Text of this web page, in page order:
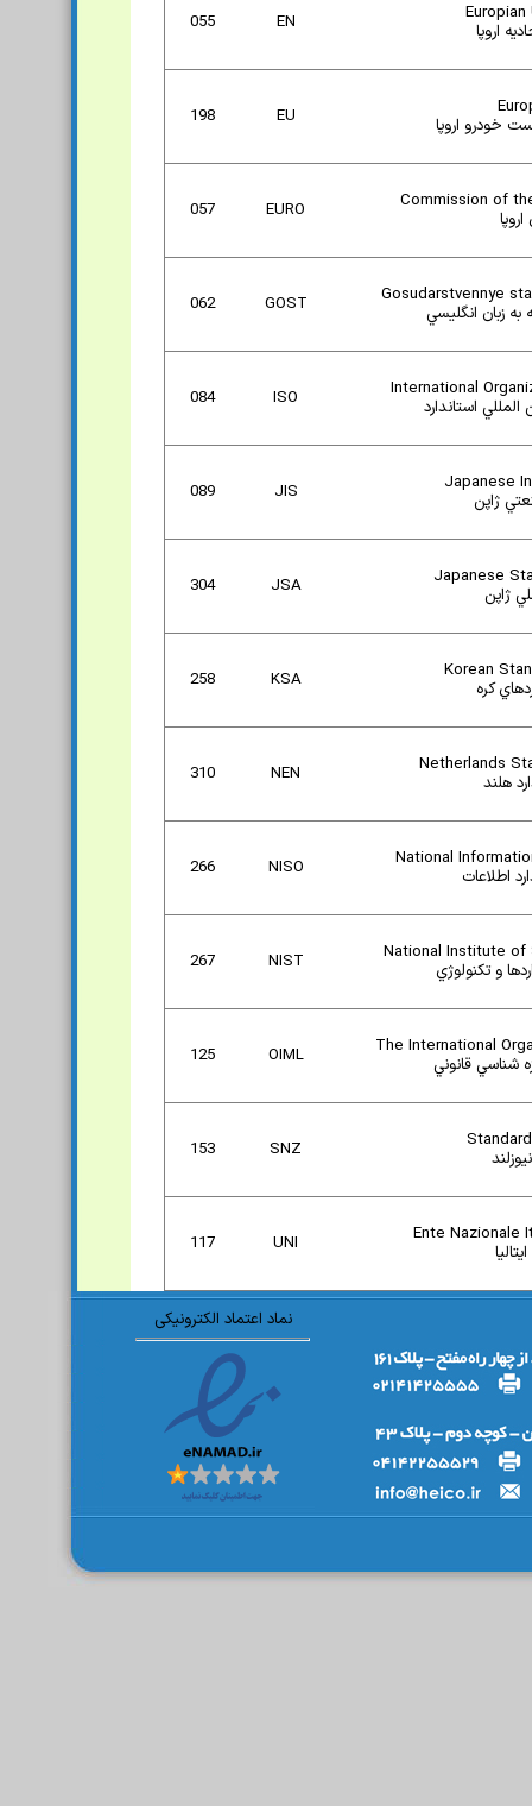
055 EN
اروپا
198 EU
خودرو اروپا
057 EURO
Commission of
062 GOST
Gosudarstvennye
به زبان انگليسي
084 ISO
International
استاندارد
089 JIS
Japanese
ژاپن
304 JSA
Japanese
ژاپن
258 KSA
Korean
کره
310 NEN
Netherlands
هلند
266 NISO
National
اطلاعات
267 NIST
National Institute of
و تکنولوژي
125 OIML
The International
شناسي قانوني
153 SNZ
117 UNI
Ente Nazionale
نماد اعتماد الکترونیکی